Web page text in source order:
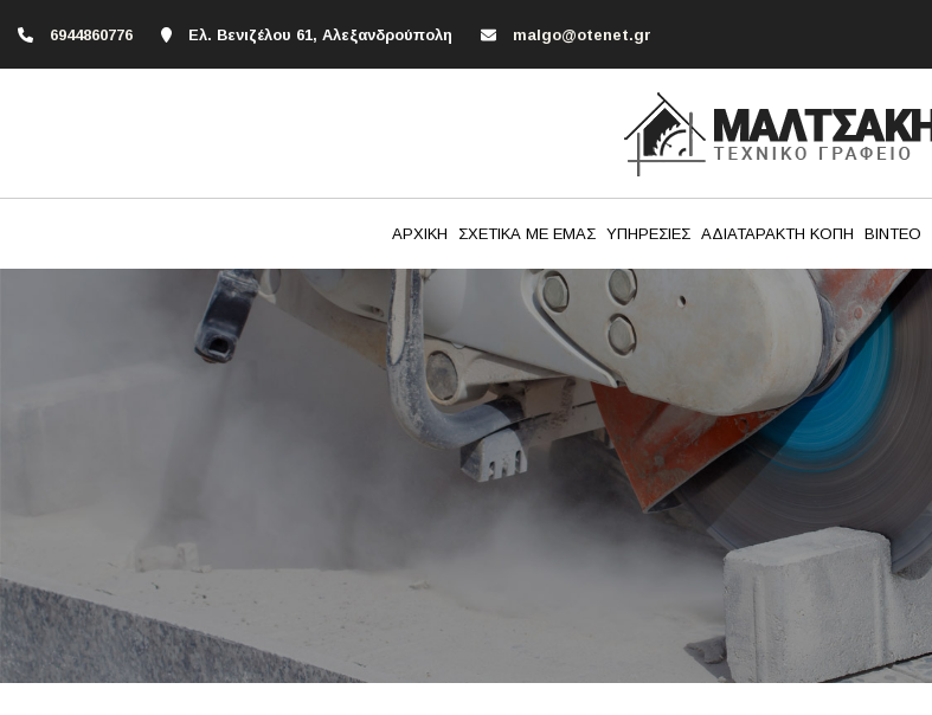
6944860776 Ελ. Βενιζέλου 61, Αλεξανδρούπολη malgo@otenet.gr
ΑΡΧΙΚΗ ΣΧΕΤΙΚΑ ΜΕ ΕΜΑΣ ΥΠΗΡΕΣΙΕΣ ΑΔΙΑΤΑΡΑΚΤΗ ΚΟΠΗ ΒΙΝΤΕΟ